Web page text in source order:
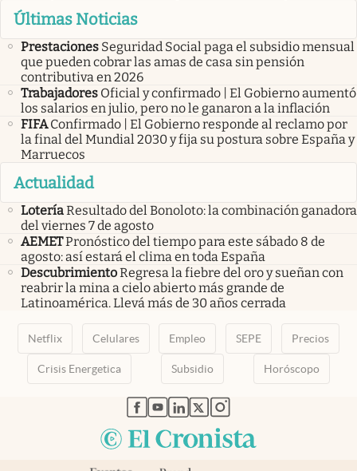
Últimas Noticias
Prestaciones Seguridad Social paga el subsidio mensual
que pueden cobrar las amas de casa sin pensión
contributiva en 2026
Trabajadores Oficial y confirmado | El Gobierno aumentó
los salarios en julio, pero no le ganaron a la inflación
FIFA Confirmado | El Gobierno responde al reclamo por
la final del Mundial 2030 y fija su postura sobre España y
Marruecos
Actualidad
LoteríaResultado del Bonoloto: la combinación ganadora
del viernes 7 de agosto
AEMETPronóstico del tiempo para este sábado 8 de
agosto: así estará el clima en toda España
DescubrimientoRegresa la fiebre del oro y sueñan con
reabrir la mina a cielo abierto más grande de
Latinoamérica. Llevá más de 30 años cerrada
Netflix Celulares Empleo SEPE Precios
Crisis Energetica Subsidio Horóscopo
abre en nueva pestaña
abre en nueva pestaña
abre en nueva pestaña
abre en nueva pestaña
abre en nueva pestaña